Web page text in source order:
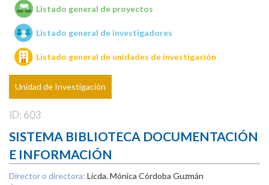
Unidades de investigación
Listado general de proyectos
Listado general de investigadores
Listado general de unidades de investigación
Unidad de Investigación
ID: 603
SISTEMA BIBLIOTECA DOCUMENTACIÓN
E INFORMACIÓN
Director o directora: Licda. Mónica Córdoba Guzmán